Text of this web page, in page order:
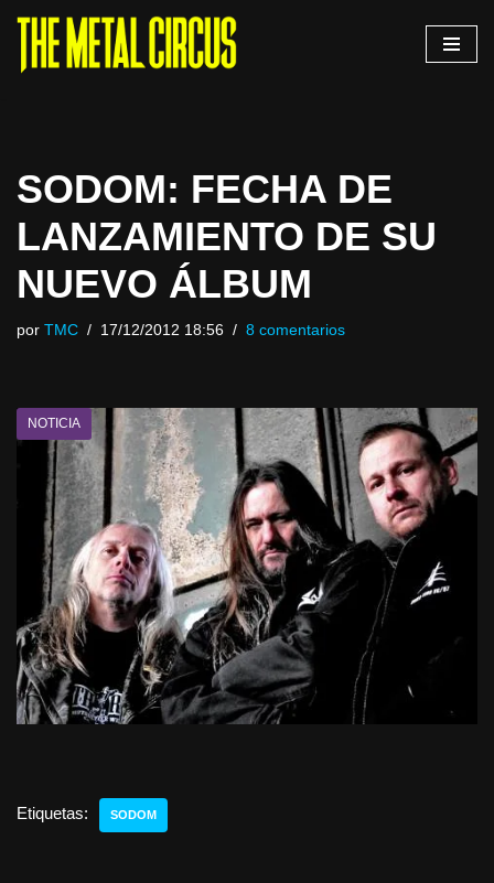
Saltar
SODOM: FECHA DE
LANZAMIENTO DE SU
NUEVO ÁLBUM
por TMC 17/12/2012 18:56 8 comentarios
NOTICIA
Etiquetas: SODOM